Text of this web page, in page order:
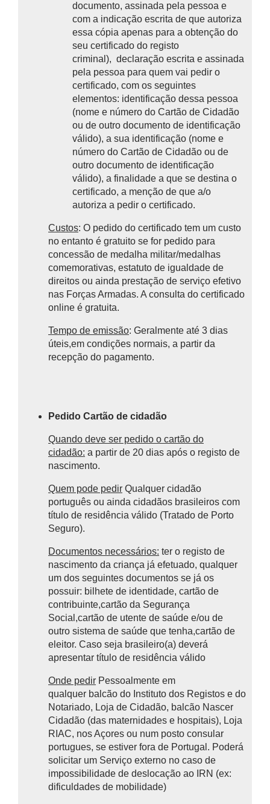
documento, assinada pela pessoa e
com a indicação escrita de que autoriza
essa cópia apenas para a obtenção do
seu certificado do registo
criminal), declaração escrita e assinada
pela pessoa para quem vai pedir o
certificado, com os seguintes
elementos: identificação dessa pessoa
(nome e número do Cartão de Cidadão
ou de outro documento de identificação
válido), a sua identificação (nome e
número do Cartão de Cidadão ou de
outro documento de identificação
válido), a finalidade a que se destina o
certificado, a menção de que a/o
autoriza a pedir o certificado.
Custos: O pedido do certificado tem um custo
no entanto é gratuito se for pedido para
concessão de medalha militar/medalhas
comemorativas, estatuto de igualdade de
direitos ou ainda prestação de serviço efetivo
nas Forças Armadas. A consulta do certificado
online é gratuita.
Tempo de emissão: Geralmente até 3 dias
úteis,em condições normais, a partir da
recepção do pagamento.
Pedido Cartão de cidadão
Quando deve ser pedido o cartão do
cidadão: a partir de 20 dias após o registo de
nascimento.
Quem pode pedir Qualquer cidadão
português ou ainda cidadãos brasileiros com
título de residência válido (Tratado de Porto
Seguro).
Documentos necessários: ter o registo de
nascimento da criança já efetuado, qualquer
um dos seguintes documentos se já os
possuir: bilhete de identidade, cartão de
contribuinte,cartão da Segurança
Social,cartão de utente de saúde e/ou de
outro sistema de saúde que tenha,cartão de
eleitor. Caso seja brasileiro(a) deverá
apresentar título de residência válido
Onde pedir Pessoalmente em
qualquer balcão do Instituto dos Registos e do
Notariado, Loja de Cidadão, balcão Nascer
Cidadão (das maternidades e hospitais), Loja
RIAC, nos Açores ou num posto consular
portugues, se estiver fora de Portugal. Poderá
solicitar um Serviço externo no caso de
impossibilidade de deslocação ao IRN (ex:
dificuldades de mobilidade)